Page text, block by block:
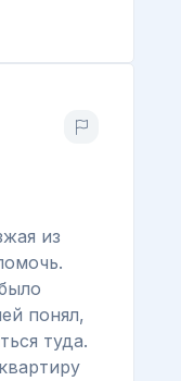
из
понял,
туда.